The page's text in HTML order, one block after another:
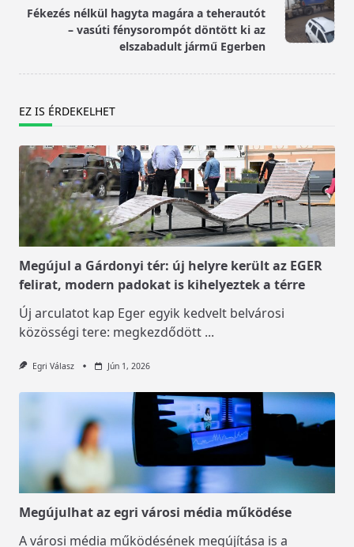
reader-
text">Page</span>
Fékezés nélkül hagyta magára a teherautót
– vasúti fénysorompót döntött ki az
elszabadult jármű Egerben
EZ IS ÉRDEKELHET
Megújul a Gárdonyi tér: új helyre került az EGER
felirat, modern padokat is kihelyeztek a térre
Új arculatot kap Eger egyik kedvelt belvárosi
közösségi tere: megkezdődött ...
Egri Válasz Jún 1, 2026
Megújulhat az egri városi média működése
A városi média működésének megújítása is a